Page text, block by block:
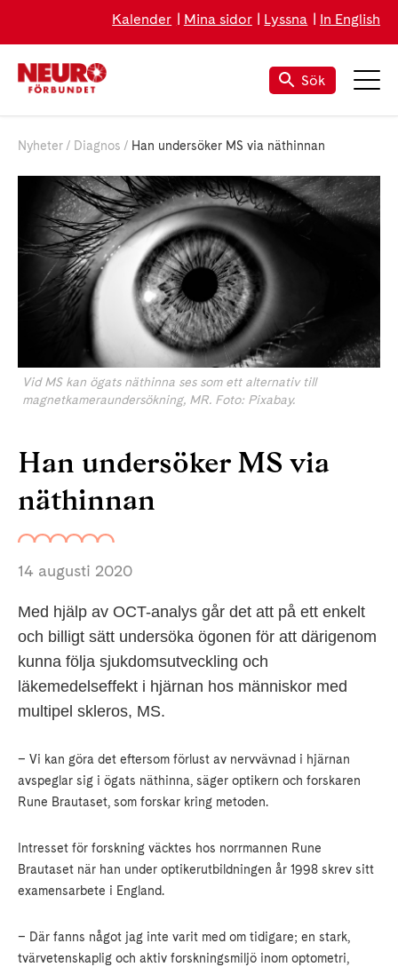
Kalender Mina sidor Lyssna In English
Sök
Nyheter Diagnos Han undersöker MS via näthinnan
Vid MS kan ögats näthinna ses som ett alternativ till
magnetkameraundersökning, MR. Foto: Pixabay.
Han undersöker MS via
näthinnan
14 augusti 2020
Med hjälp av OCT-analys går det att på ett enkelt
och billigt sätt undersöka ögonen för att därigenom
kunna följa sjukdomsutveckling och
läkemedelseffekt i hjärnan hos människor med
multipel skleros, MS.
– Vi kan göra det eftersom förlust av nervvävnad i hjärnan
avspeglar sig i ögats näthinna, säger optikern och forskaren
Rune Brautaset, som forskar kring metoden.
Intresset för forskning väcktes hos norrmannen Rune
Brautaset när han under optikerutbildningen år 1998 skrev sitt
examensarbete i England.
– Där fanns något jag inte varit med om tidigare; en stark,
tvärvetenskaplig och aktiv forskningsmiljö inom optometri,